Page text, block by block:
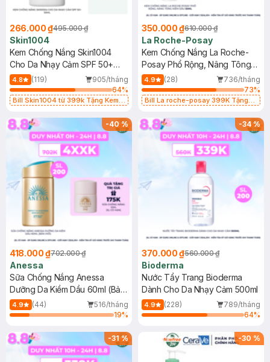
266.000 ₫495.000 ₫
Skin1004
Kem Chống Nắng Skin1004
Cho Da Nhạy Cảm SPF 50+
50ml
4.8 (119)
905/tháng
64%
Bill Skin1004 từ 399k Tặng Kem
SPF 50+ 20ml (SL Có Hạn)
350.000 ₫610.000 ₫
La Roche-Posay
Kem Chống Nắng La Roche-
Posay Phổ Rộng, Nâng Tông
Kiềm Dầu 50ml
4.9 (28)
736/tháng
73%
Bill La roche-posay 399K Tặng
(SL có hạn)
-40%
418.000 ₫702.000 ₫
Anessa
Sữa Chống Nắng Anessa
Dưỡng Da Kiềm Dầu 60ml (Bản
Mới)
4.9 (44)
516/tháng
19%
-34%
370.000 ₫560.000 ₫
Bioderma
Nước Tẩy Trang Bioderma
Dành Cho Da Nhạy Cảm 500ml
4.9 (228)
789/tháng
64%
-31% -30 %